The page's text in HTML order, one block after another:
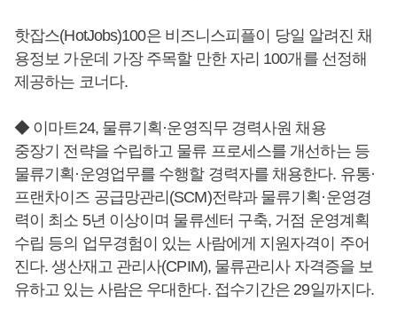
핫잡스(HotJobs)100은 비즈니스피플이 당일 알려진 채
용정보 가운데 가장 주목할 만한 자리 100개를 선정해
제공하는 코너다.
◆ 이마트24, 물류기획·운영직무 경력사원 채용
중장기 전략을 수립하고 물류 프로세스를 개선하는 등
물류기획·운영업무를 수행할 경력자를 채용한다. 유통·
프랜차이즈 공급망관리(SCM)전략과 물류기획·운영경
력이 최소 5년 이상이며 물류센터 구축, 거점 운영계획
수립 등의 업무경험이 있는 사람에게 지원자격이 주어
진다. 생산재고 관리사(CPIM), 물류관리사 자격증을 보
유하고 있는 사람은 우대한다. 접수기간은 29일까지다.